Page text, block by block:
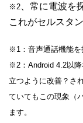
※2 、常に電波を
これがセルスタ
※1：音声通話機能を
※2：Android 4.2以
立つように改善？さ
ていてもこの現象（
ます。